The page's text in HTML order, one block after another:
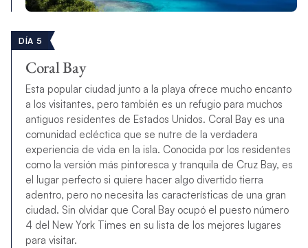
DÍA 5
Coral Bay
Esta popular ciudad junto a la playa ofrece mucho encanto
a los visitantes, pero también es un refugio para muchos
antiguos residentes de Estados Unidos. Coral Bay es una
comunidad ecléctica que se nutre de la verdadera
experiencia de vida en la isla. Conocida por los residentes
como la versión más pintoresca y tranquila de Cruz Bay, es
el lugar perfecto si quiere hacer algo divertido tierra
adentro, pero no necesita las características de una gran
ciudad. Sin olvidar que Coral Bay ocupó el puesto número
4 del New York Times en su lista de los mejores lugares
para visitar.